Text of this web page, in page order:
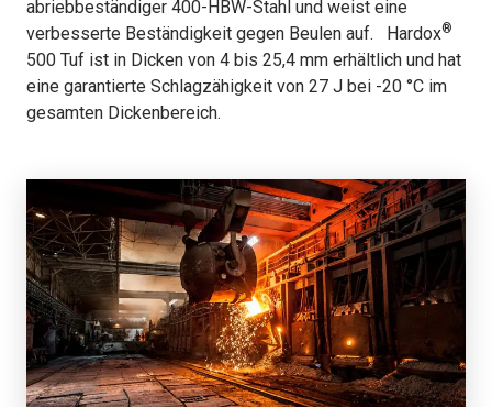
abriebbeständiger 400-HBW-Stahl und weist eine
verbesserte Beständigkeit gegen Beulen auf. Hardox®
500 Tuf ist in Dicken von 4 bis 25,4 mm erhältlich und hat
eine garantierte Schlagzähigkeit von 27 J bei -20 °C im
gesamten Dickenbereich.